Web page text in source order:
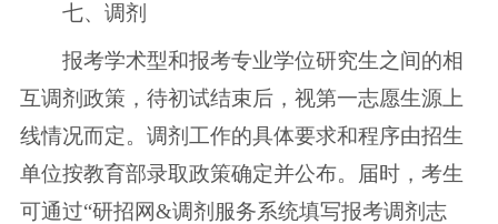
七、调剂
报考学术型和报考专业学位研究生之间的相
互调剂政策，待初试结束后，视第一志愿生源上
线情况而定。调剂工作的具体要求和程序由招生
单位按教育部录取政策确定并公布。届时，考生
可通过“研招网&调剂服务系统填写报考调剂志